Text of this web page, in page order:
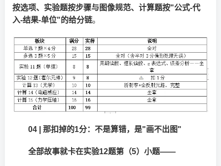
按选项、实验题按步骤与图像规范、计算题按"公式-代
入-结果-单位"的给分链。
04 | 那扣掉的1分：不是算错，是"画不出图"
全部故事就卡在实验12题第（5）小题——